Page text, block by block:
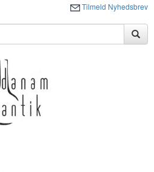
Tilmeld Nyhedsbrev